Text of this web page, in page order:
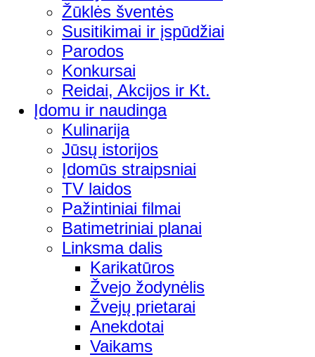
Žūklės šventės
Susitikimai ir įspūdžiai
Parodos
Konkursai
Reidai, Akcijos ir Kt.
Įdomu ir naudinga
Kulinarija
Jūsų istorijos
Įdomūs straipsniai
TV laidos
Pažintiniai filmai
Batimetriniai planai
Linksma dalis
Karikatūros
Žvejo žodynėlis
Žvejų prietarai
Anekdotai
Vaikams